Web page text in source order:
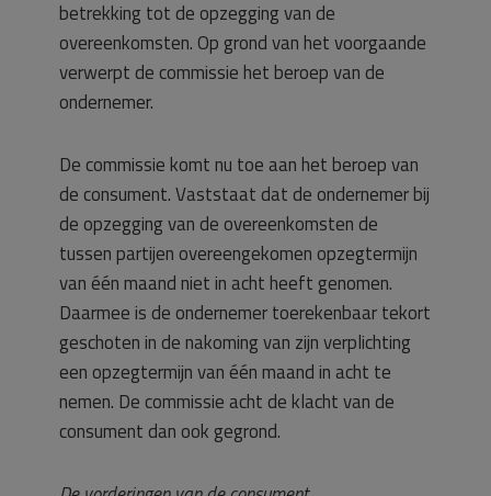
betrekking tot de opzegging van de
overeenkomsten. Op grond van het voorgaande
verwerpt de commissie het beroep van de
ondernemer.
De commissie komt nu toe aan het beroep van
de consument. Vaststaat dat de ondernemer bij
de opzegging van de overeenkomsten de
tussen partijen overeengekomen opzegtermijn
van één maand niet in acht heeft genomen.
Daarmee is de ondernemer toerekenbaar tekort
geschoten in de nakoming van zijn verplichting
een opzegtermijn van één maand in acht te
nemen. De commissie acht de klacht van de
consument dan ook gegrond.